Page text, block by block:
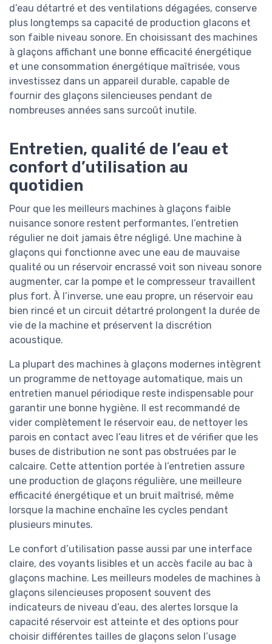
d’eau détartré et des ventilations dégagées, conserve
plus longtemps sa capacité de production glacons et
son faible niveau sonore. En choisissant des machines
à glaçons affichant une bonne efficacité énergétique
et une consommation énergétique maîtrisée, vous
investissez dans un appareil durable, capable de
fournir des glaçons silencieuses pendant de
nombreuses années sans surcoût inutile.
Entretien, qualité de l’eau et
confort d’utilisation au
quotidien
Pour que les meilleurs machines à glaçons faible
nuisance sonore restent performantes, l’entretien
régulier ne doit jamais être négligé. Une machine à
glaçons qui fonctionne avec une eau de mauvaise
qualité ou un réservoir encrassé voit son niveau sonore
augmenter, car la pompe et le compresseur travaillent
plus fort. À l’inverse, une eau propre, un réservoir eau
bien rincé et un circuit détartré prolongent la durée de
vie de la machine et préservent la discrétion
acoustique.
La plupart des machines à glaçons modernes intègrent
un programme de nettoyage automatique, mais un
entretien manuel périodique reste indispensable pour
garantir une bonne hygiène. Il est recommandé de
vider complètement le réservoir eau, de nettoyer les
parois en contact avec l’eau litres et de vérifier que les
buses de distribution ne sont pas obstruées par le
calcaire. Cette attention portée à l’entretien assure
une production de glaçons régulière, une meilleure
efficacité énergétique et un bruit maîtrisé, même
lorsque la machine enchaîne les cycles pendant
plusieurs minutes.
Le confort d’utilisation passe aussi par une interface
claire, des voyants lisibles et un accès facile au bac à
glaçons machine. Les meilleurs modeles de machines à
glaçons silencieuses proposent souvent des
indicateurs de niveau d’eau, des alertes lorsque la
capacité réservoir est atteinte et des options pour
choisir différentes tailles de glaçons selon l’usage